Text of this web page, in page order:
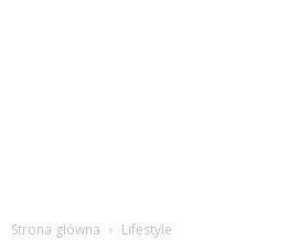
Strona główna Lifestyle